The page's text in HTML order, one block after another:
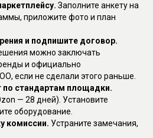
Заполните анкету на
приложите фото и план
и подпишите договор.
можно заключать
и официально
если не сделали этого раньше.
по стандартам площадки.
— 28 дней). Установите
оборудование.
комиссии. Устраните замечания,